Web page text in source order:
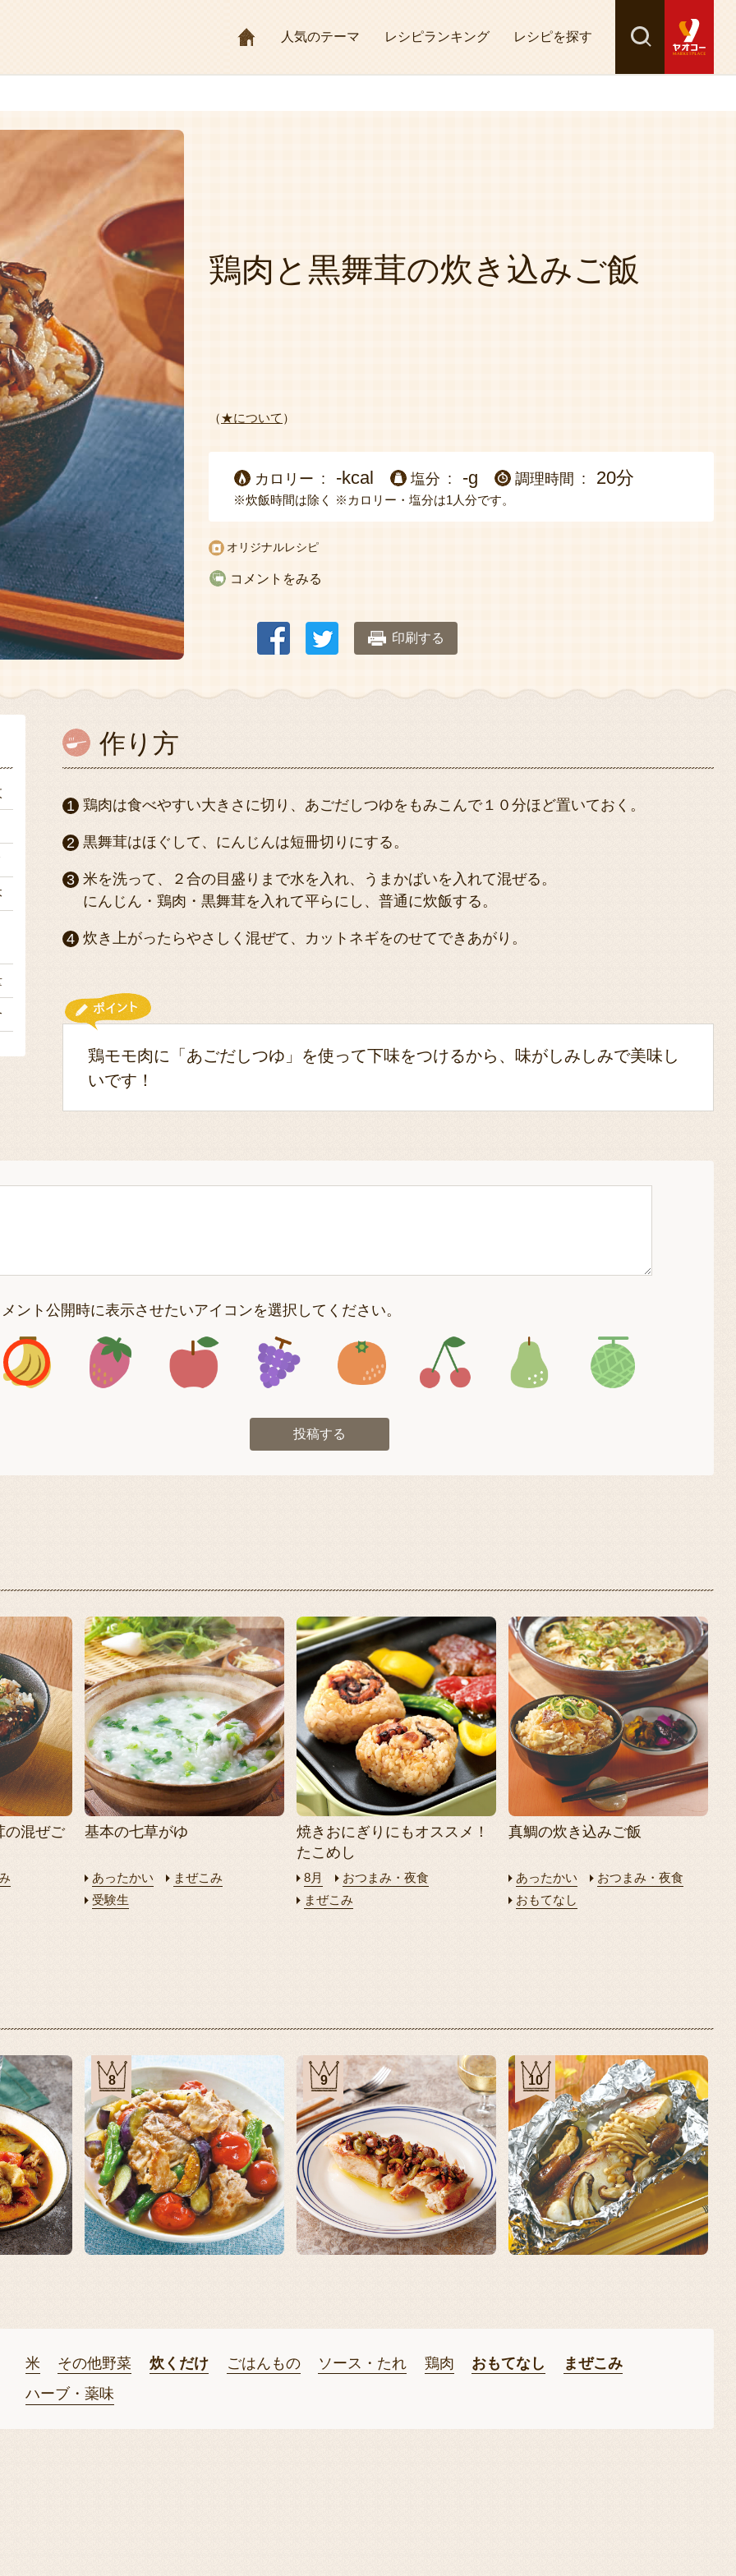
HOME人気のテーマ レシピランキング レシピを探す 検索
探す
鶏肉と黒舞茸の炊き込みご飯
（★について ）
カロリー -kcal 塩分 -g 調理時間 20分
※炊飯時間は除く ※カロリー・塩分は1人分です。
オリジナルレシピ
コメントをみる
印刷する
作り方
鶏肉は食べやすい大きさに切り、あごだしつゆをもみこんで１０分ほど置いておく。
黒舞茸はほぐして、にんじんは短冊切りにする。
米を洗って、２合の目盛りまで水を入れ、うまかばいを入れて混ぜる。
にんじん・鶏肉・黒舞茸を入れて平らにし、普通に炊飯する。
炊き上がったらやさしく混ぜて、カットネギをのせてできあがり。
鶏モモ肉に「あごだしつゆ」を使って下味をつけるから、味がしみしみで美味し
いです！
ント公開時に表示させたいアイコンを選択してください。
アイコン1 アイコン2 アイコン3 アイコン4 アイコン5 アイコン6 アイコン7
投稿する
の混ぜご 基本の七草がゆ
あったかい
まぜこみ
受験生
焼きおにぎりにもオススメ！
たこめし
8月
おつまみ・夜食
まぜこみ
真鯛の炊き込みご飯
あったかい
おつまみ・夜食
おもてなし
8 9 10
米 その他野菜 炊くだけ ごはんもの ソース・たれ 鶏肉 おもてなし
まぜこみ
ハーブ・薬味